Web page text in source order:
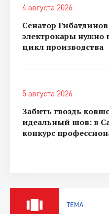
4 августа 2026
Сенатор
электрокары нужно
цикл производства
5 августа 2026
Забить гвоздь
идеальный шов: в
конкурс
ТЕМА